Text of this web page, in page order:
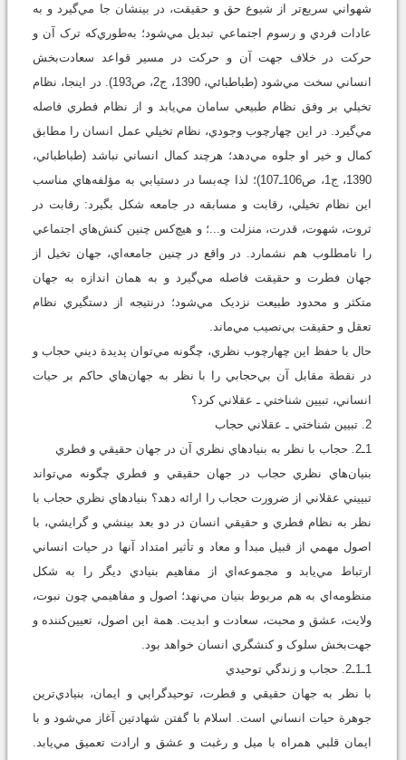
شهواني سريع‌تر از شيوع حق و حقيقت، در بينشان جا مي‌گيرد و به
عادات فردي و رسوم اجتماعي تبديل مي‌شود؛ به‌طوري‌که ترک آن و
حرکت در خلاف جهت آن و حرکت در مسير قواعد سعادت‌بخش
انساني سخت مي‌شود (طباطبائي، 1390، ج‏2، ص193). در اينجا، نظام
تخيلي بر وفق نظام طبيعي سامان مي‌يابد و از نظام فطري فاصله
مي‌گيرد. در اين چهارچوب وجودي، نظام تخيلي عمل انسان را مطابق
کمال و خير او جلوه مي‌دهد؛ هرچند کمال انساني نباشد (طباطبائي،
1390، ج‏1، ص106ـ107)؛ لذا چه‌بسا در دستيابي به مؤلفه‌هاي مناسب
اين نظام تخيلي، رقابت و مسابقه در جامعه شکل بگيرد: رقابت در
ثروت، شهوت، قدرت، منزلت و...؛ و هيچ‌کس چنين کنش‌هاي اجتماعي
را نامطلوب هم نشمارد. در واقع در چنين جامعه‌اي، جهان تخيل از
جهان فطرت و حقيقت فاصله مي‌گيرد و به همان اندازه به جهان
متکثر و محدود طبيعت نزديک مي‌شود؛ درنتيجه از دستگيري نظام
تعقل و حقيقت بي‌نصيب مي‌ماند.
حال با حفظ اين چهارچوب نظري، چگونه مي‌توان پديدة ديني حجاب و
در نقطة مقابل آن بي‌حجابي را با نظر به جهان‌هاي حاکم بر حيات
انساني، تبيين شناختي ـ عقلاني کرد؟
2. تبيين شناختي ـ عقلاني حجاب
1ـ2. حجاب با نظر به بنيادهاي نظري آن در جهان‌ حقيقي و فطري
بنيان‌هاي نظري حجاب در جهان حقيقي و فطري چگونه مي‌تواند
تبييني عقلاني از ضرورت حجاب را ارائه دهد؟ بنيادهاي نظري حجاب با
نظر به نظام فطري و حقيقي انسان در دو بعد بينشي و گرايشي، با
اصول مهمي از قبيل مبدأ و معاد و تأثير امتداد آنها در حيات انساني
ارتباط مي‌يابد و مجموعه‌اي از مفاهيم بنيادي ديگر را به ‌شکل
منظومه‌اي به ‌هم مربوط بنيان مي‌نهد؛ اصول و مفاهيمي چون نبوت،
ولايت، عشق و محبت، سعادت و ابديت. همة اين اصول، تعيين‌کننده و
جهت‌بخش سلوک و کنشگري انسان خواهد بود.
1ـ1ـ2. حجاب و زندگي توحيدي
با نظر به جهان حقيقي و فطرت، توحيدگرايي و ايمان، بنيادي‌ترين
جوهرة حيات انساني است. اسلام با گفتن شهادتين آغاز مي‌شود و با
ايمان قلبي همراه با ميل و رغبت و عشق و ارادت تعميق مي‌يابد.